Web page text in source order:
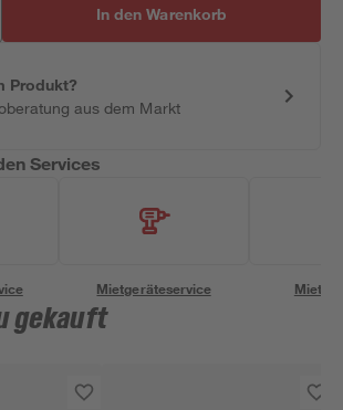
In den Warenkorb
Produkt?
aus dem Markt
Services
Mietgeräteservice
gekauft